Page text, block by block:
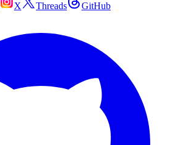
X Threads GitHub